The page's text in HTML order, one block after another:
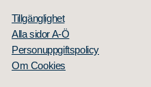
Tillgänglighet
Alla sidor A-Ö
Personuppgiftspolicy
Om Cookies